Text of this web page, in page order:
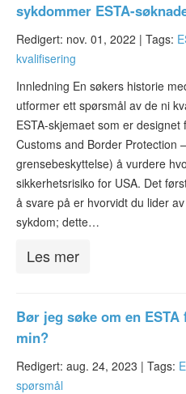
Hva er ESTA?
Visa waiver-programmet
ESTA-status
ESTA Artikler
Kontakt
sykdommer ESTA-
Redigert: nov. 01, 2022 | Tags:
kvalifisering
Innledning En søkers historie
utformer ett spørsmål av de ni
ESTA-skjemaet som er designet
Customs and Border Protection
grensebeskyttelse) å vurdere
sikkerhetsrisiko for USA. Det
å svare på er hvorvidt du lider
sykdom; dette…
Les mer
Bør jeg søke om en
min?
Redigert: aug. 24, 2023 | Tags:
spørsmål